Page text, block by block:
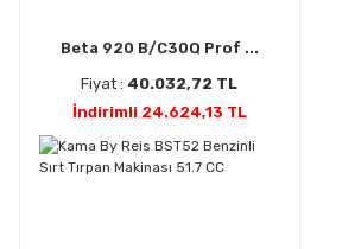
Beta 920 B/C30Q Prof ...
Fiyat : 40.032,72 TL
İndirimli 24.624,13 TL